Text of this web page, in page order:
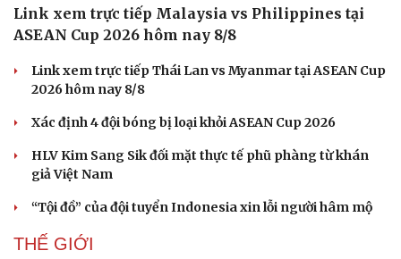
Link xem trực tiếp Malaysia vs Philippines tại
ASEAN Cup 2026 hôm nay 8/8
Link xem trực tiếp Thái Lan vs Myanmar tại ASEAN Cup
2026 hôm nay 8/8
Xác định 4 đội bóng bị loại khỏi ASEAN Cup 2026
HLV Kim Sang Sik đối mặt thực tế phũ phàng từ khán
giả Việt Nam
“Tội đồ” của đội tuyển Indonesia xin lỗi người hâm mộ
THẾ GIỚI